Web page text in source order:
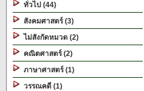
ทั่วไป (44)
สังคมศาสตร์ (3)
ไม่สังกัดหมวด (2)
คณิตศาสตร์ (2)
ภาษาศาสตร์ (1)
วรรณคดี (1)